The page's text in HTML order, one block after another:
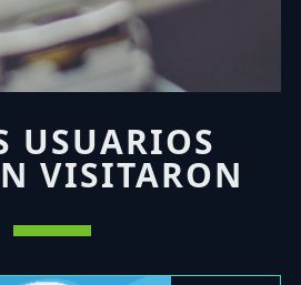
USUARIOS
VISITARON